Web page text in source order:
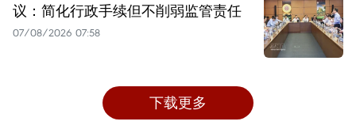
议：简化行政手续但不削弱监管责任
07/08/2026 07:58
下载更多